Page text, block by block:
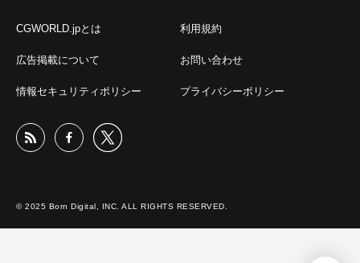
CGWORLD.jpとは 利用規約
広告掲載について お問い合わせ
情報セキュリティポリシー プライバシーポリシー
© 2025 Born Digital, INC. ALL RIGHTS RESERVED.